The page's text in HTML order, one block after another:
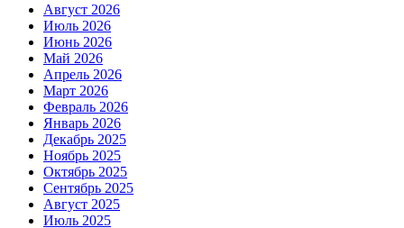
Август 2026
Июль 2026
Июнь 2026
Май 2026
Апрель 2026
Март 2026
Февраль 2026
Январь 2026
Декабрь 2025
Ноябрь 2025
Октябрь 2025
Сентябрь 2025
Август 2025
Июль 2025